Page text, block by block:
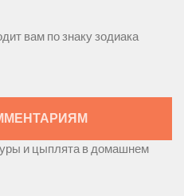
вам по знаку зодиака
и цыплята в домашнем